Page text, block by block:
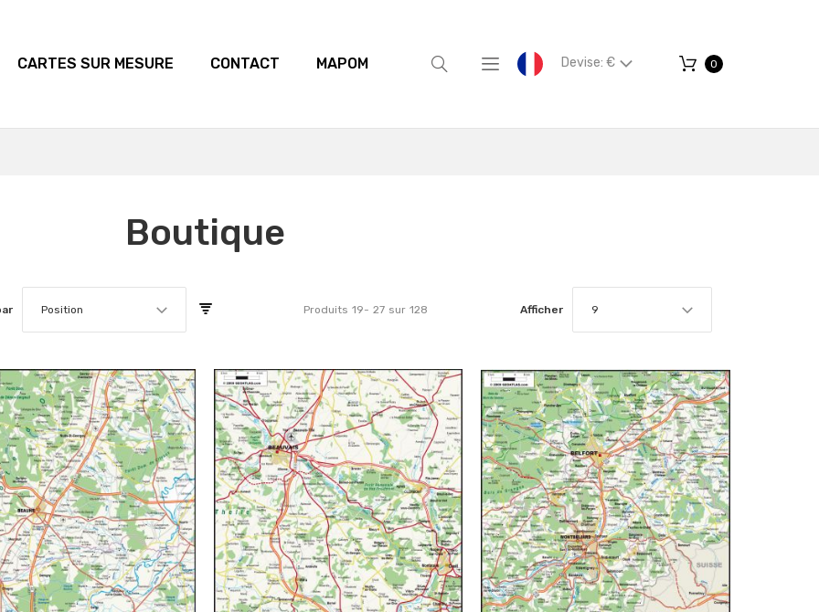
CARTES SUR MESURE CONTACT MAPOM Devise: € 0
Boutique
Position Produits 19- 27 sur 128 Afficher 9